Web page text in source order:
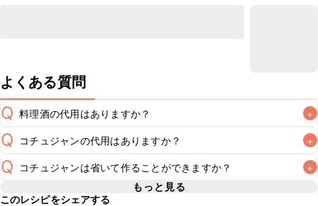
よくある質問
Q 料理酒の代用はありますか？ +
A
Q コチュジャンの代用はありますか？ +
A
Q コチュジャンは省いて作ることができますか？ +
使用量が少ない場合は省いてもお作りいただけますが、メイ
もっと見る
このレシピをシェアする